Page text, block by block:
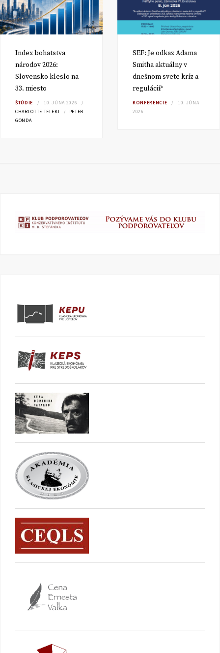
Index bohatstva
národov 2026:
Slovensko kleslo na
33. miesto
ŠTÚDIE
10. JÚNA 2026
CHARLOTTE TELEKI
PETER
GONDA
SEF: Je odkaz Adama
Smitha aktuálny v
dnešnom svete kríz a
regulácií?
KONFERENCIE
10. JÚNA
2026